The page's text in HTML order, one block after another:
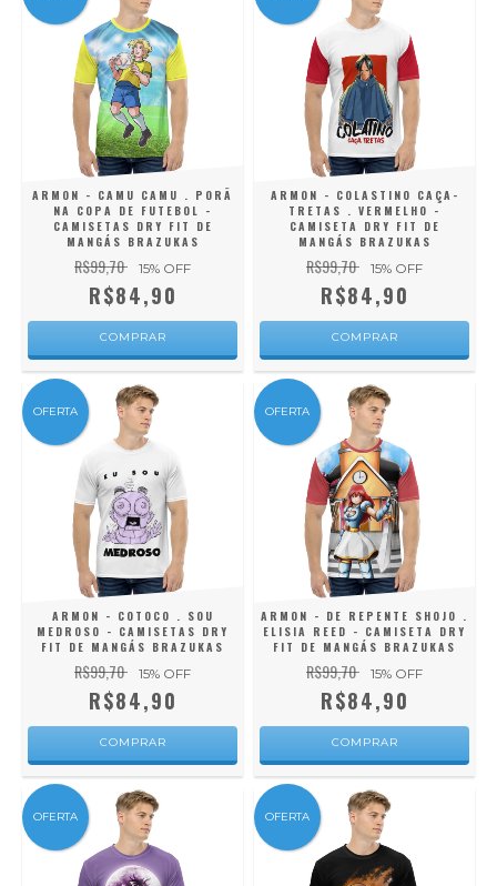
ARMON - CAMU CAMU . PORÃ
NA COPA DE FUTEBOL -
CAMISETAS DRY FIT DE
MANGÁS BRAZUKAS
R$99,70 15% OFF
R$84,90
COMPRAR
ARMON - COLASTINO CAÇA-
TRETAS . VERMELHO -
CAMISETA DRY FIT DE
MANGÁS BRAZUKAS
R$99,70 15% OFF
R$84,90
COMPRAR
OFERTA
ARMON - COTOCO . SOU
MEDROSO - CAMISETAS DRY
FIT DE MANGÁS BRAZUKAS
R$99,70 15% OFF
R$84,90
COMPRAR
OFERTA
ARMON - DE REPENTE SHOJO .
ELISIA REED - CAMISETA DRY
FIT DE MANGÁS BRAZUKAS
R$99,70 15% OFF
R$84,90
COMPRAR
OFERTA OFERTA